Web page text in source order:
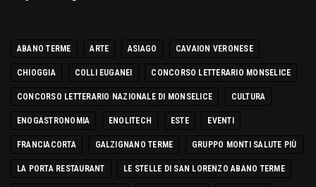
ABANO TERME ARTE ASIAGO CAVAION VERONESE
CHIOGGIA COLLI EUGANEI CONCORSO LETTERARIO MONSELICE
CONCORSO LETTERARIO NAZIONALE DI MONSELICE CULTURA
ENOGASTRONOMIA ENOLITECH ESTE EVENTI
FRANCIACORTA GALZIGNANO TERME GRUPPO MONTI SALUTE PIÙ
LA PORTA RESTAURANT LE STELLE DI SAN LORENZO ABANO TERME